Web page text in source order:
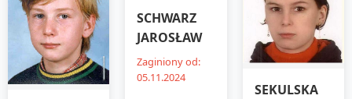
SCHWARZ
JAROSŁAW
Zaginiony od:
05.11.2024
SEKULSKA